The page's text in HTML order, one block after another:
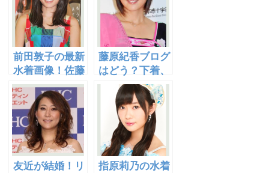
型もgood！
前田敦子の最新
水着画像！佐藤
健や大島優子と
の仲は？現在の
髪型は？
藤原紀香ブログ
はどう？下着、
水着画像あり！
宗教の噂も気に
なる！
友近が結婚！リ
指原莉乃の水着